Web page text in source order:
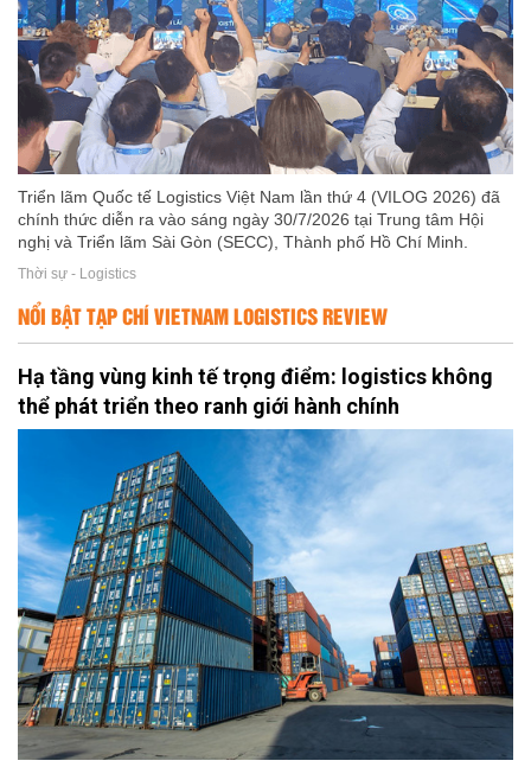
Triển lãm Quốc tế Logistics Việt Nam lần thứ 4 (VILOG 2026) đã
chính thức diễn ra vào sáng ngày 30/7/2026 tại Trung tâm Hội
nghị và Triển lãm Sài Gòn (SECC), Thành phố Hồ Chí Minh.
Thời sự - Logistics
NỔI BẬT TẠP CHÍ VIETNAM LOGISTICS REVIEW
Hạ tầng vùng kinh tế trọng điểm: logistics không
thể phát triển theo ranh giới hành chính